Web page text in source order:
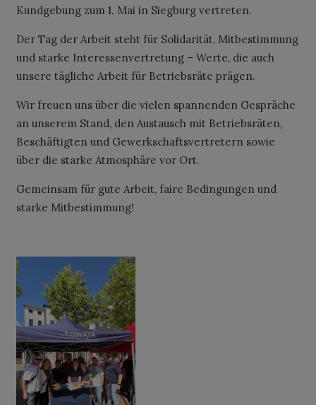
Kundgebung zum 1. Mai in Siegburg vertreten.
Der Tag der Arbeit steht für Solidarität, Mitbestimmung
und starke Interessenvertretung – Werte, die auch
unsere tägliche Arbeit für Betriebsräte prägen.
Wir freuen uns über die vielen spannenden Gespräche
an unserem Stand, den Austausch mit Betriebsräten,
Beschäftigten und Gewerkschaftsvertretern sowie
über die starke Atmosphäre vor Ort.
Gemeinsam für gute Arbeit, faire Bedingungen und
starke Mitbestimmung!